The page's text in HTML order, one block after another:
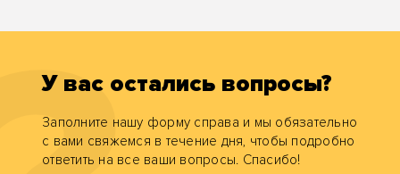
У вас остались вопросы?
Заполните нашу форму справа и мы обязательно
с вами свяжемся в течение дня, чтобы подробно
ответить на все ваши вопросы. Спасибо!